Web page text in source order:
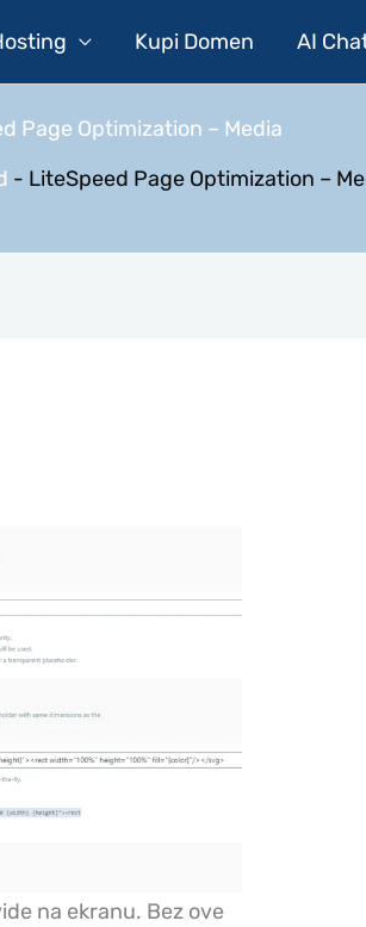
Kupi Domen AI
Page Optimization – Media
- LiteSpeed Page Optimization –
na ekranu. Bez ove